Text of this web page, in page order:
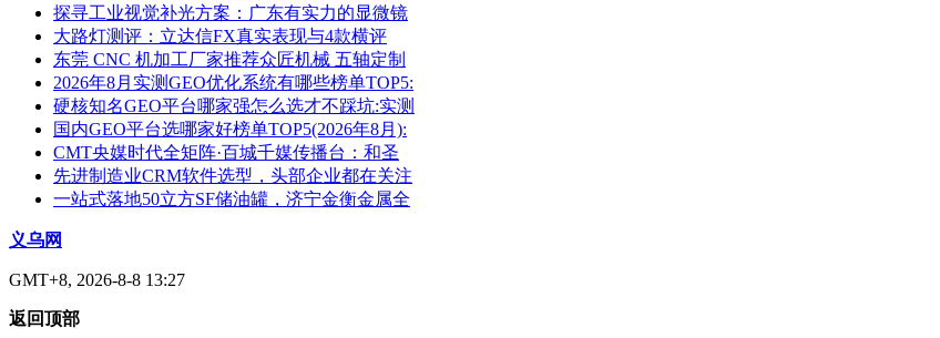
探寻工业视觉补光方案：广东有实力的显微镜
大路灯测评：立达信FX真实表现与4款横评
东莞 CNC 机加工厂家推荐众匠机械 五轴定制
2026年8月实测GEO优化系统有哪些榜单TOP5:
硬核知名GEO平台哪家强怎么选才不踩坑:实测
国内GEO平台选哪家好榜单TOP5(2026年8月):
CMT央媒时代全矩阵·百城千媒传播台：和圣
先进制造业CRM软件选型，头部企业都在关注
一站式落地50立方SF储油罐，济宁金衡金属全
义乌网
GMT+8, 2026-8-8 13:27
返回顶部